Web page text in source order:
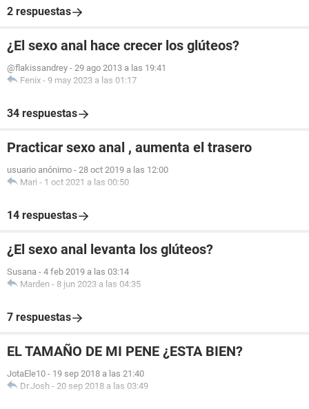
2 respuestas
¿El sexo anal hace crecer los glúteos?
@flakissandrey - 29 ago 2013 a las 19:41
Fenix - 9 may 2023 a las 01:17
34 respuestas
Practicar sexo anal , aumenta el trasero
usuario anónimo - 28 oct 2019 a las 12:00
Mari - 1 oct 2021 a las 00:50
14 respuestas
¿El sexo anal levanta los glúteos?
Susana - 4 feb 2019 a las 03:14
Marden - 8 jun 2023 a las 04:35
7 respuestas
EL TAMAÑO DE MI PENE ¿ESTA BIEN?
JotaEle10 - 19 sep 2018 a las 21:40
Dr.Josh - 20 sep 2018 a las 03:49